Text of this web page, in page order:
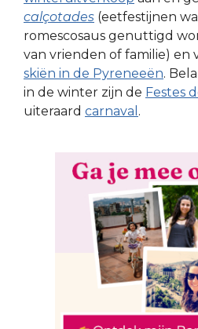
calçotades (eetfestijnen
romescosaus genuttigd
van vrienden of familie) en
skiën in de Pyreneeën.
in de winter zijn de Festes
uiteraard carnaval .